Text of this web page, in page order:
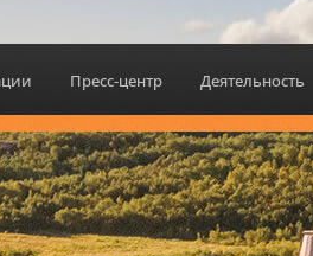
Пресс-центр Деятельность